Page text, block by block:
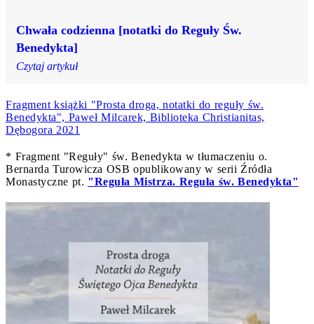
Chwała codzienna [notatki do Reguły Św.
Benedykta]
Czytaj artykuł
Fragment książki "Prosta droga, notatki do reguły św.
Benedykta", Paweł Milcarek, Biblioteka Christianitas,
Dębogora 2021
* Fragment "Reguły" św. Benedykta w tłumaczeniu o.
Bernarda Turowicza OSB opublikowany w serii Źródła
Monastyczne pt. "Reguła Mistrza. Reguła św. Benedykta"